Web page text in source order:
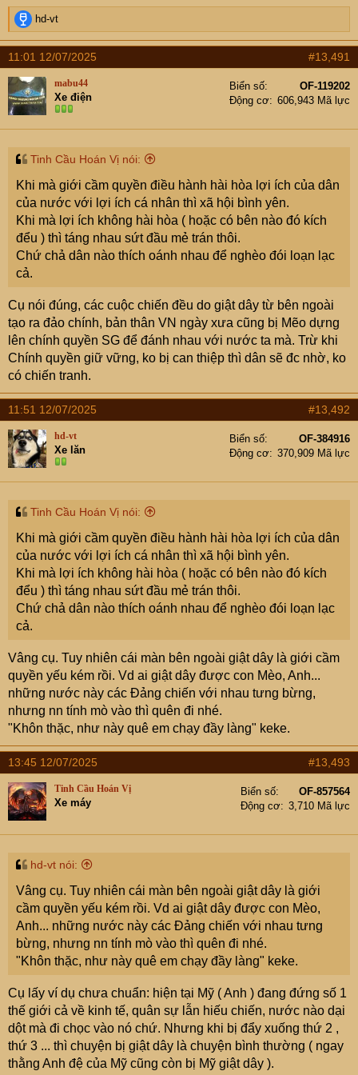
"Ban đầu họ chỉ dùng các loại UAV đơn giản để làm
nhiệm vụ do thám, trinh sát, giám sát (ISR) và tấn công tự
sát, sau đó là cả tên lửa đạn đạo diệt hạm và tên lửa
hành trình. Giờ họ đang phối hợp tập kích theo nhiều
hướng và phương pháp khác nhau", ông cho hay.
Tàu hàng Eternity C chìm sau khi trúng tên lửa Houthi
Thách thức càng lớn hơn với hai tàu hàng, khi chúng
không có khả năng tự vệ trước tên lửa và drone, đồng
thời không nhận được hỗ trợ từ tàu hải quân trong khu
vực vào thời điểm bị tấn công.
Liên minh châu Âu (EU) đang triển khai Chiến dịch
Aspdies và duy trì lực lượng làm nhiệm vụ bảo vệ tuyến
hàng hải quốc tế ở khu vực, song nguồn lực của hoạt
động này có hạn và không thể đảm bảo tất cả tàu thuyền
đều được bảo vệ, theo Công hội Hàng hải Quốc tế và
Vùng Baltic.
Hai nhóm tác chiến tàu sân bay Mỹ gồm Carl Vinson và
Nimitz đang triển khai ở Vịnh Oman, dường như nhằm
răn đe và ngăn Iran phong tỏa eo biển Hormuz, nên
không thể hỗ trợ cho tàu hàng ở Biển Đỏ.
Mỹ hồi đầu năm phát chiến dịch không kích dữ dội nhằm
tục tập kích tàu thuyền trong khu vực, trước khi đạt được
thỏa thuận ngừng bắn vào đầu tháng 5.
Tuy nhiên, thỏa thuận không có điều khoản ràng buộc
nhóm vũ trang chấm dứt tập kích tàu hàng có liên hệ với
Tel Aviv. Houthi tuyên bố Eternity C và Magic Seas bị
nhắm mục tiêu vì "sử dụng cảng của Israel".
Tàu USS Nimitz (dưới) và tàu USS Carl Vinson tại Trung
Đông đầu tháng 5. Ảnh:US Navy
"Khi không có lực lượng quân sự hiện diện thường trực
ở Biển Đỏ, đội ngũ an ninh tư nhân sẽ là lá chắn duy
nhất bảo vệ tàu hàng khỏi các cuộc tấn công của Houthi",
Joshua Hutchinson, giám đốc phụ trách mảng tình báo và
số lý do khiến Houthi nối lại tấn công tàu hàng ở Biển Đỏ.
"Chiến dịch giúp thu hút sự chú ý của cộng đồng quốc tế
và nâng cao vị thế của nhóm vũ trang ở trong nước. Khả
năng cao là họ muốn tiếp tục chiến dịch", ông cho hay.
tiến hành nhằm phân tán lực lượng Mỹ tại khu vực, buộc
ít nhất một tàu sân bay phải hướng về phía tây. "Nếu Iran
có ý định đóng cửa eo biển Hormuz hoặc cản trở hoạt
động đi lại tại đó, đây sẽ là cách mà họ bắt đầu", cựu sĩ
quan hải quân Anh nêu quan điểm.
www.middleeasteye.net
R
e
a
c
t
i
o
n
s
hd-vt
11:01 12/07/2025 #13,491
mabu44
Xe điện
Biển số
OF-119202
Động cơ
606,943 Mã lực
Tinh Cầu Hoán Vị nói:
Khi mà giới cầm quyền điều hành hài hòa lợi ích của dân
của nước với lợi ích cá nhân thì xã hội bình yên.
Khi mà lợi ích không hài hòa ( hoặc có bên nào đó kích
đểu ) thì táng nhau sứt đầu mẻ trán thôi.
Chứ chả dân nào thích oánh nhau để nghèo đói loạn lạc
cả.
Cụ nói đúng, các cuộc chiến đều do giật dây từ bên ngoài
tạo ra đảo chính, bản thân VN ngày xưa cũng bị Mẽo dựng
lên chính quyền SG để đánh nhau với nước ta mà. Trừ khi
Chính quyền giữ vững, ko bị can thiệp thì dân sẽ đc nhờ, ko
có chiến tranh.
11:51 12/07/2025 #13,492
hd-vt
Xe lăn
Biển số
OF-384916
Động cơ
370,909 Mã lực
Tinh Cầu Hoán Vị nói:
Khi mà giới cầm quyền điều hành hài hòa lợi ích của dân
của nước với lợi ích cá nhân thì xã hội bình yên.
Khi mà lợi ích không hài hòa ( hoặc có bên nào đó kích
đểu ) thì táng nhau sứt đầu mẻ trán thôi.
Chứ chả dân nào thích oánh nhau để nghèo đói loạn lạc
cả.
Vâng cụ. Tuy nhiên cái màn bên ngoài giật dây là giới cầm
quyền yếu kém rồi. Vd ai giật dây được con Mèo, Anh...
những nước này các Đảng chiến với nhau tưng bừng,
nhưng nn tính mò vào thì quên đi nhé.
"Khôn thặc, như này quê em chạy đầy làng" keke.
13:45 12/07/2025 #13,493
Tinh Cầu Hoán Vị
Xe máy
Biển số
OF-857564
Động cơ
3,710 Mã lực
hd-vt nói:
Vâng cụ. Tuy nhiên cái màn bên ngoài giật dây là giới
cầm quyền yếu kém rồi. Vd ai giật dây được con Mèo,
Anh... những nước này các Đảng chiến với nhau tưng
bừng, nhưng nn tính mò vào thì quên đi nhé.
"Khôn thặc, như này quê em chạy đầy làng" keke.
Cụ lấy ví dụ chưa chuẩn: hiện tại Mỹ ( Anh ) đang đứng số 1
thế giới cả về kinh tế, quân sự lẫn hiếu chiến, nước nào dại
dột mà đi chọc vào nó chứ. Nhưng khi bị đẩy xuống thứ 2 ,
thứ 3 ... thì chuyện bị giật dây là chuyện bình thường ( ngay
thằng Anh đệ của Mỹ cũng còn bị Mỹ giật dây ).